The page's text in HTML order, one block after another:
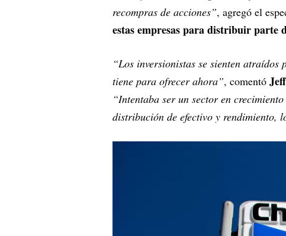
recompras de acciones”, agregó el
estas empresas para distribuir parte
“Los inversionistas se sienten atraídos
tiene para ofrecer ahora”, comentó
“Intentaba ser un sector en
distribución de efectivo y rendimiento,